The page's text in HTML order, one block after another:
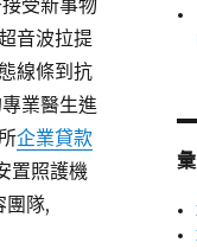
受新事物
音波拉提
線條到抗
業醫生進
企業貸款
置照護機
隊,